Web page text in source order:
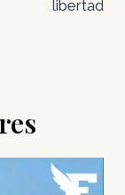
libertad